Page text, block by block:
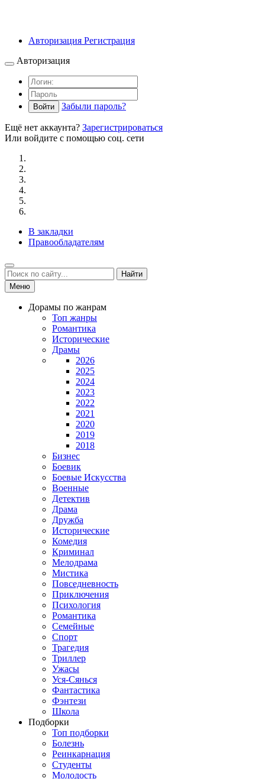
Авторизация Регистрация
Авторизация
Войти Забыли пароль?
Ещё нет аккаунта? Зарегистрироваться
Или войдите с помощью соц. сети
В закладки
Правообладателям
Найти
Меню
Дорамы по жанрам
Топ жанры
Романтика
Исторические
Драмы
2026
2025
2024
2023
2022
2021
2020
2019
2018
Бизнес
Боевик
Боевые Искусства
Военные
Детектив
Драма
Дружба
Исторические
Комедия
Криминал
Мелодрама
Мистика
Повседневность
Приключения
Психология
Романтика
Семейные
Спорт
Трагедия
Триллер
Ужасы
Уся-Сянься
Фантастика
Фэнтези
Школа
Подборки
Топ подборки
Болезнь
Реинкарнация
Студенты
Молодость